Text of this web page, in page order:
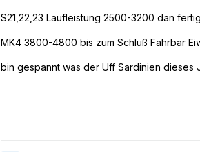
S21,22,23 Laufleistung 2500-3200 dan fertig
MK4 3800-4800 bis zum Schluß Fahrbar
bin gespannt was der Uff Sardinien dieses